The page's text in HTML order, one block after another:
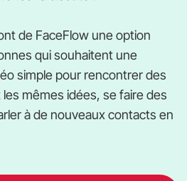
de FaceFlow une option
qui souhaitent une
simple pour rencontrer des
mêmes idées, se faire des
à de nouveaux contacts en